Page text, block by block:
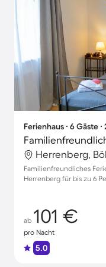
Ferienhaus ∙ 6 Gäste
Herrenberg,
Familienfreundliches
Herrenberg für bis zu 6
ab 101 €
pro Nacht
5.0